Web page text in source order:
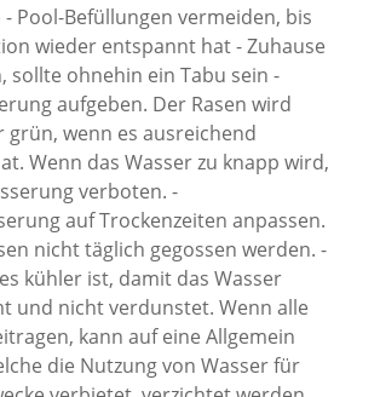
Pool-Befüllungen vermeiden, bis
wieder entspannt hat - Zuhause
sollte ohnehin ein Tabu sein -
aufgeben. Der Rasen wird
grün, wenn es ausreichend
Wenn das Wasser zu knapp wird,
verboten. -
auf Trockenzeiten anpassen.
nicht täglich gegossen werden. -
kühler ist, damit das Wasser
und nicht verdunstet. Wenn alle
kann auf eine Allgemein
die Nutzung von Wasser für